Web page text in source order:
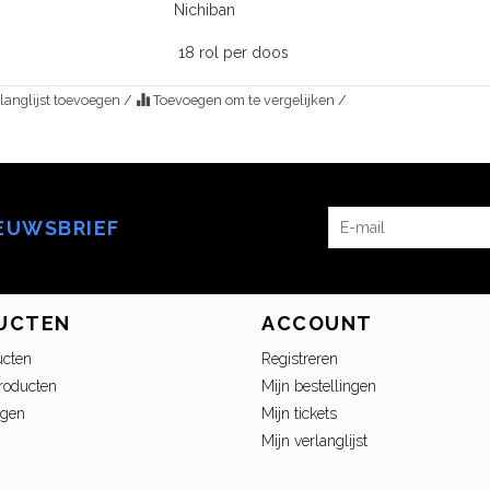
Nichiban
18 rol per doos
toevoegen / Toevoegen om te vergelijken /
ACCOUNT
Registreren
Mijn bestellingen
Mijn tickets
Mijn verlanglijst